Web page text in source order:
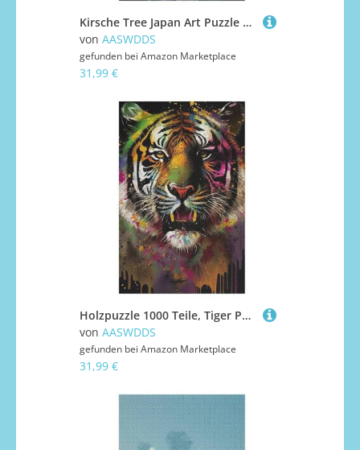
Kirsche Tree Japan Art Puzzle Für Erwachsene 1000 Teile Premium Recyceltes Brett Zum Lernen, Lernspielzeug, Familienspiele Kinder Holzpuzzle 78×53cm
von AASWDDS
gefunden bei Amazon Marketplace
31,99 €
Holzpuzzle 1000 Teile, Tiger Puzzles Erwachsene Und Kinder, Am Besten Für Die Familienspielsammlung 78×53cm
von AASWDDS
gefunden bei Amazon Marketplace
31,99 €